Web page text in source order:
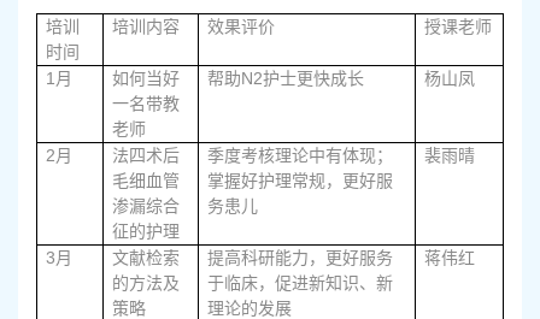
培训
时间
培训内容 效果评价 授课老师
1 月
如何当好
一名带教
老师
帮助N2护士更快成长 杨山凤
2 月
法四术后
毛细血管
渗漏综合
征的护理
季度考核理论中有体现；
掌握好护理常规，更好服
务患儿
裴雨晴
3 月
文献检索
的方法及
策略
提高科研能力，更好服务
于临床，促进新知识、新
理论的发展
蒋伟红